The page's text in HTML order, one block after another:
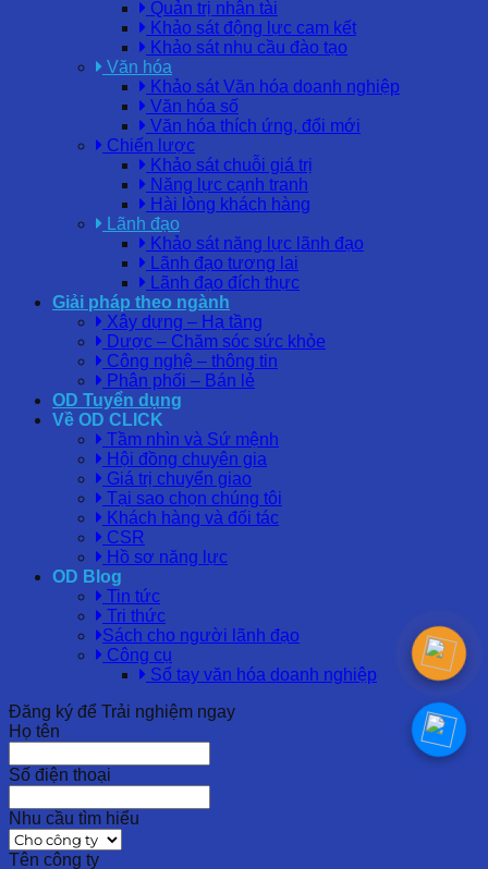
Quản trị nhân tài
Khảo sát động lực cam kết
Khảo sát nhu cầu đào tạo
Văn hóa
Khảo sát Văn hóa doanh nghiệp
Văn hóa số
Văn hóa thích ứng, đổi mới
Chiến lược
Khảo sát chuỗi giá trị
Năng lực cạnh tranh
Hài lòng khách hàng
Lãnh đạo
Khảo sát năng lực lãnh đạo
Lãnh đạo tương lai
Lãnh đạo đích thực
Giải pháp theo ngành
Xây dựng – Hạ tầng
Dược – Chăm sóc sức khỏe
Công nghệ – thông tin
Phân phối – Bán lẻ
OD Tuyển dụng
Về OD CLICK
Tầm nhìn và Sứ mệnh
Hội đồng chuyên gia
Giá trị chuyển giao
Tại sao chọn chúng tôi
Khách hàng và đối tác
CSR
Hồ sơ năng lực
OD Blog
Tin tức
Tri thức
Sách cho người lãnh đạo
Công cụ
Sổ tay văn hóa doanh nghiệp
Đăng ký để Trải nghiệm ngay
Họ tên
Số điện thoại
Nhu cầu tìm hiểu
Tên công ty